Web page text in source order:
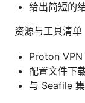
给出简短的
资源与工具清单
Proton VPN
配置文件下
与 Seafile